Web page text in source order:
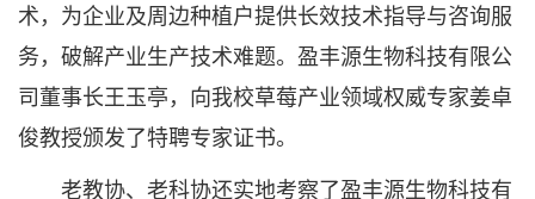
术，为企业及周边种植户提供长效技术指导与咨询服
务，破解产业生产技术难题。盈丰源生物科技有限公
司董事长王玉亭，向我校草莓产业领域权威专家姜卓
俊教授颁发了特聘专家证书。
老教协、老科协还实地考察了盈丰源生物科技有